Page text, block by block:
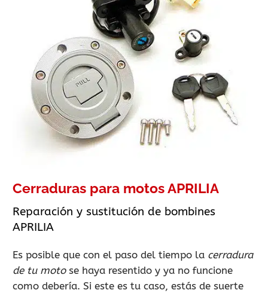
Cerraduras para motos APRILIA
Reparación y sustitución de bombines
APRILIA
Es posible que con el paso del tiempo la cerradura
de tu motose haya resentido y ya no funcione
como debería. Si este es tu caso, estás de suerte